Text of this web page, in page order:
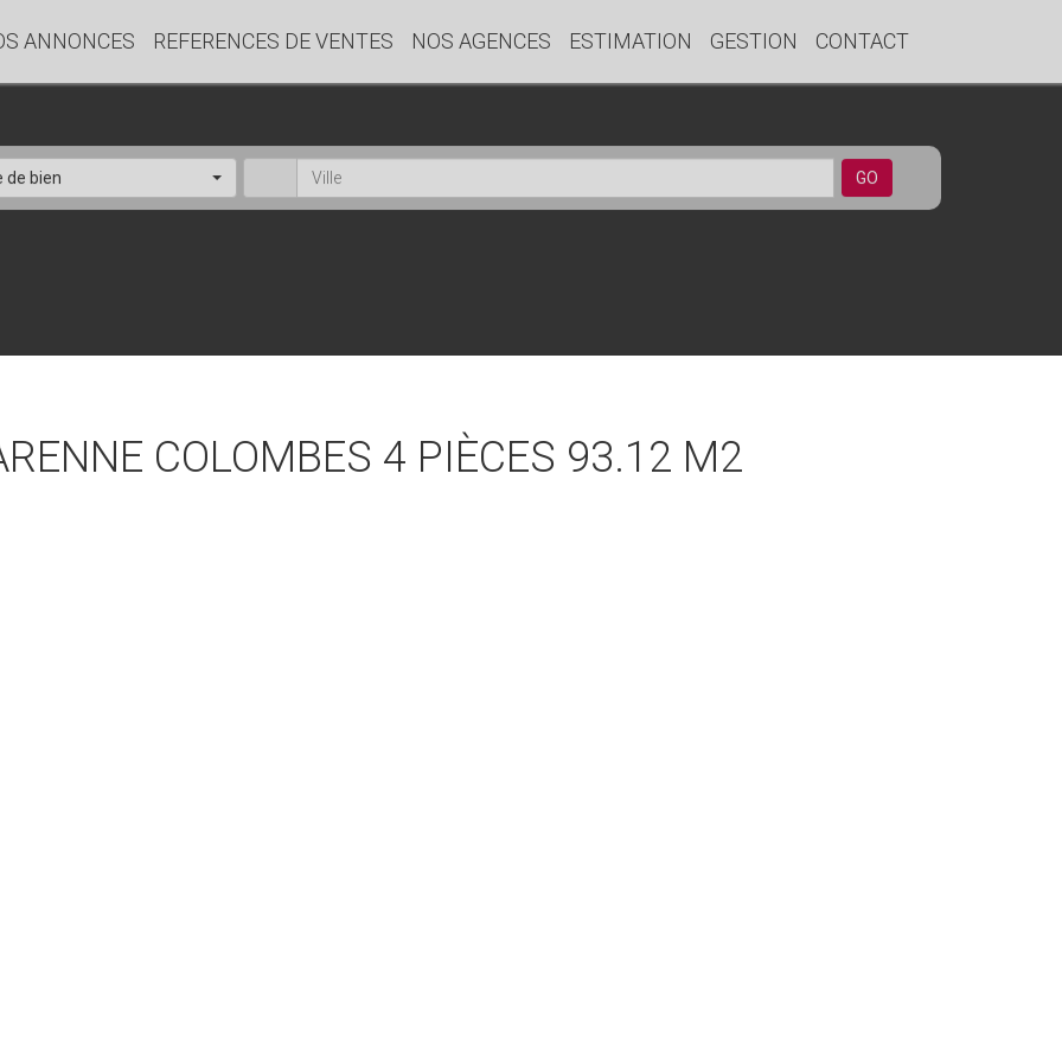
ANNONCES REFERENCES DE VENTES NOS AGENCES ESTIMATION GESTION CONTACT
COLOMBES 4 PIÈCES 93.12 M2